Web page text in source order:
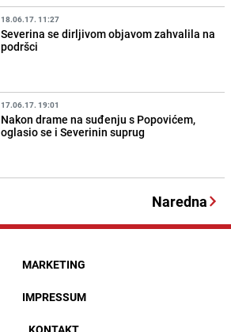
18.06.17. 11:27
Severina se dirljivom objavom zahvalila na
podršci
17.06.17. 19:01
Nakon drame na suđenju s Popovićem,
oglasio se i Severinin suprug
Naredna
MARKETING
IMPRESSUM